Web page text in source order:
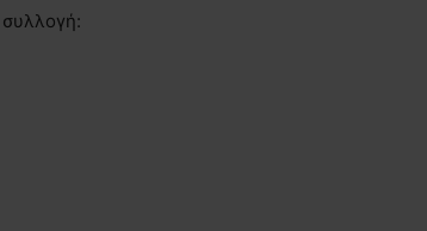
συλλογή: